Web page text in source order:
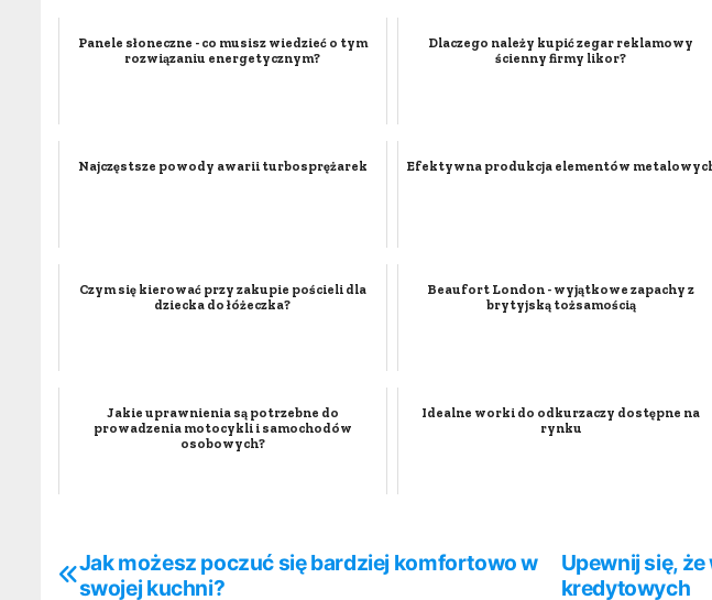
Panele słoneczne - co musisz wiedzieć o tym
rozwiązaniu energetycznym?
Dlaczego należy kupić zegar reklamowy
ścienny firmy likor?
Najczęstsze powody awarii turbosprężarek Efektywna produkcja elementów
Czym się kierować przy zakupie pościeli dla
dziecka do łóżeczka?
Beaufort London - wyjątkowe zapachy z
brytyjską tożsamością
Jakie uprawnienia są potrzebne do
prowadzenia motocykli i samochodów
osobowych?
Idealne worki do odkurzaczy dostępne na
rynku
N
Upewnij się,
kredytowych
Jak możesz poczuć się bardziej komfortowo w
swojej kuchni?